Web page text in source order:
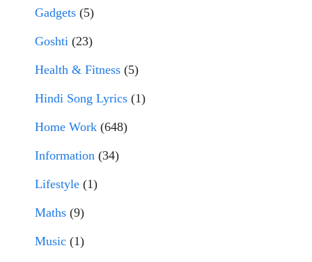
Gadgets (5)
Goshti (23)
Health & Fitness (5)
Hindi Song Lyrics (1)
Home Work (648)
Information (34)
Lifestyle (1)
Maths (9)
Music (1)